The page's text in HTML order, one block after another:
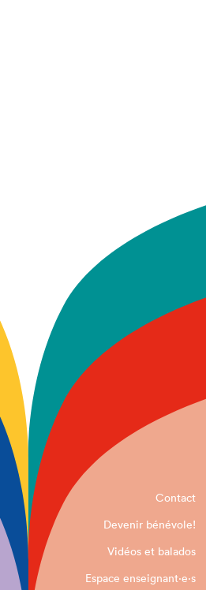
Contact
Devenir bénévole!
Vidéos et balados
Espace enseignant·e⋅s